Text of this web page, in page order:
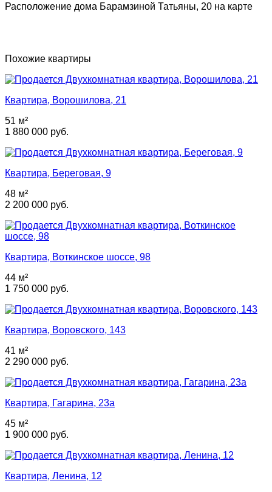
Расположение дома Барамзиной Татьяны, 20 на карте
Похожие квартиры
Квартира, Ворошилова, 21
51 м²
1 880 000 руб.
Квартира, Береговая, 9
48 м²
2 200 000 руб.
Квартира, Воткинское шоссе, 98
44 м²
1 750 000 руб.
Квартира, Воровского, 143
41 м²
2 290 000 руб.
Квартира, Гагарина, 23а
45 м²
1 900 000 руб.
Квартира, Ленина, 12